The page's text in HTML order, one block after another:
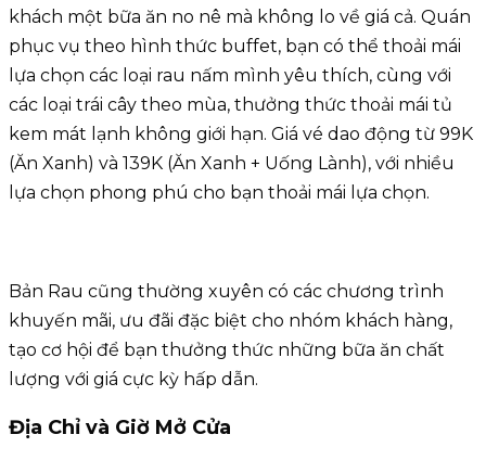
khách một bữa ăn no nê mà không lo về giá cả. Quán
phục vụ theo hình thức buffet, bạn có thể thoải mái
lựa chọn các loại rau nấm mình yêu thích, cùng với
các loại trái cây theo mùa, thưởng thức thoải mái tủ
kem mát lạnh không giới hạn. Giá vé dao động từ 99K
(Ăn Xanh) và 139K (Ăn Xanh + Uống Lành), với nhiều
lựa chọn phong phú cho bạn thoải mái lựa chọn.
Bản Rau cũng thường xuyên có các chương trình
khuyến mãi, ưu đãi đặc biệt cho nhóm khách hàng,
tạo cơ hội để bạn thưởng thức những bữa ăn chất
lượng với giá cực kỳ hấp dẫn.
Địa Chỉ và Giờ Mở Cửa